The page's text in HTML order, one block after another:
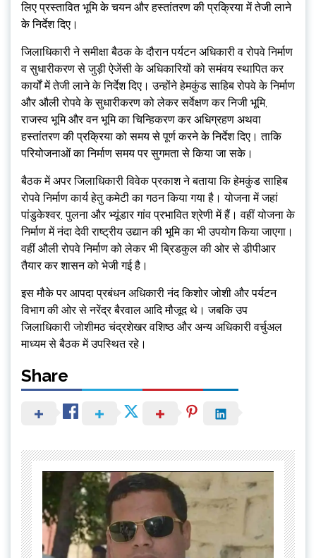
लिए प्रस्तावित भूमि के चयन और हस्तांतरण की प्रक्रिया में तेजी लाने
के निर्देश दिए।
जिलाधिकारी ने समीक्षा बैठक के दौरान पर्यटन अधिकारी व रोपवे निर्माण
व सुधारीकरण से जुड़ी ऐजेंसी के अधिकारियों को समंवय स्थापित कर
कार्यों में तेजी लाने के निर्देश दिए। उन्होंने हेमकुंड साहिब रोपवे के निर्माण
और औली रोपवे के सुधारीकरण को लेकर सर्वेक्षण कर निजी भूमि,
राजस्व भूमि और वन भूमि का चिन्हिकरण कर अधिग्रहण अथवा
हस्तांतरण की प्रक्रिया को समय से पूर्ण करने के निर्देश दिए। ताकि
परियोजनाओं का निर्माण समय पर सुगमता से किया जा सके।
बैठक में अपर जिलाधिकारी विवेक प्रकाश ने बताया कि हेमकुंड साहिब
रोपवे निर्माण कार्य हेतु कमेटी का गठन किया गया है। योजना में जहां
पांडुकेश्वर, पुलना और भ्यूंडार गांव प्रभावित श्रेणी में हैं। वहीं योजना के
निर्माण में नंदा देवी राष्ट्रीय उद्यान की भूमि का भी उपयोग किया जाएगा।
वहीं औली रोपवे निर्माण को लेकर भी ब्रिडकुल की ओर से डीपीआर
तैयार कर शासन को भेजी गई है।
इस मौके पर आपदा प्रबंधन अधिकारी नंद किशोर जोशी और पर्यटन
विभाग की ओर से नरेंद्र बैरवाल आदि मौजूद थे। जबकि उप
जिलाधिकारी जोशीमठ चंद्रशेखर वशिष्ठ और अन्य अधिकारी वर्चुअल
माध्यम से बैठक में उपस्थित रहे।
Share